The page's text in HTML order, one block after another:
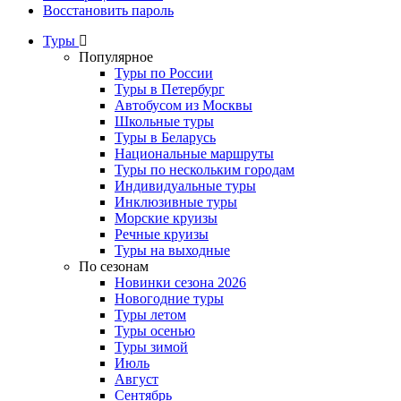
Восстановить пароль
Туры
Популярное
Туры по России
Туры в Петербург
Автобусом из Москвы
Школьные туры
Туры в Беларусь
Национальные маршруты
Туры по нескольким городам
Индивидуальные туры
Инклюзивные туры
Морские круизы
Речные круизы
Туры на выходные
По сезонам
Новинки сезона 2026
Новогодние туры
Туры летом
Туры осенью
Туры зимой
Июль
Август
Сентябрь